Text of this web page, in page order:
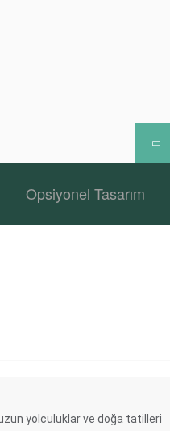
Opsiyonel Tasarım
yolculuklar ve doğa tatilleri